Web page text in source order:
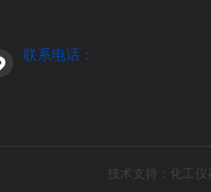
联系电话：
技术支持： 化工仪